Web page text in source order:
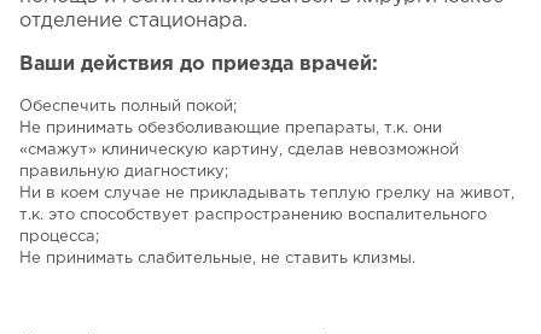
отделение стационара.
Ваши действия до приезда врачей:
Обеспечить полный покой;
Не принимать обезболивающие препараты, т.к. они
«смажут» клиническую картину, сделав невозможной
правильную диагностику;
Ни в коем случае не прикладывать теплую грелку на живот,
т.к. это способствует распространению воспалительного
процесса;
Не принимать слабительные, не ставить клизмы.